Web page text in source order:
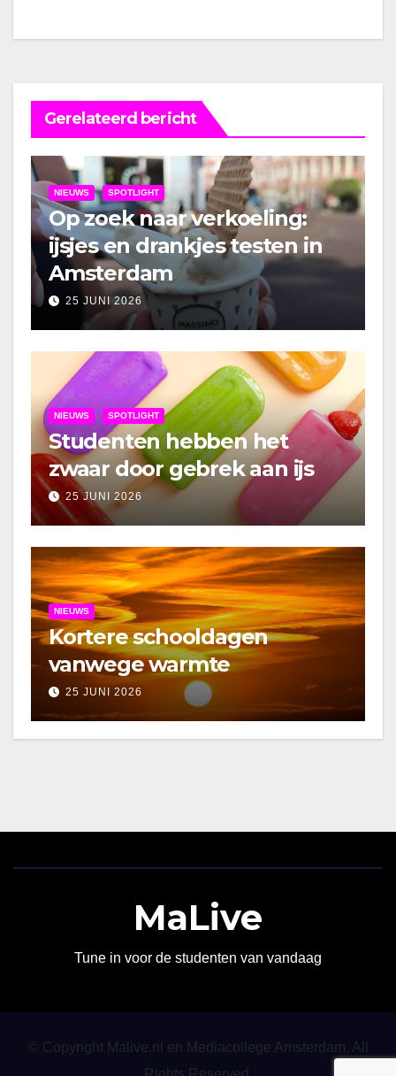
Gerelateerd bericht
NIEUWS SPOTLIGHT
Op zoek naar verkoeling:
ijsjes en drankjes testen in
Amsterdam
25 JUNI 2026
NIEUWS SPOTLIGHT
Studenten hebben het
zwaar door gebrek aan ijs
25 JUNI 2026
NIEUWS
Kortere schooldagen
vanwege warmte
25 JUNI 2026
MaLive
Tune in voor de studenten van vandaag
© Copyright Malive.nl en Mediacollege Amsterdam. All